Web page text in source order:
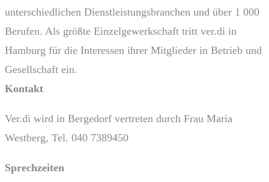
unterschiedlichen Dienstleistungsbranchen und über 1 000
Berufen. Als größte Einzelgewerkschaft tritt ver.di in
Hamburg für die Interessen ihrer Mitglieder in Betrieb und
Gesellschaft ein.
Kontakt
Ver.di wird in Bergedorf vertreten durch Frau Maria
Westberg, Tel. 040 7389450
Sprech­zeiten